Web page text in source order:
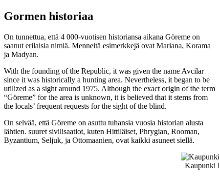
Gormen historiaa
On tunnettua, että 4 000-vuotisen historiansa aikana Göreme on
saanut erilaisia nimiä. Menneitä esimerkkejä ovat Mariana, Korama
ja Madyan.
With the founding of the Republic, it was given the name Avcilar
since it was historically a hunting area. Nevertheless, it began to be
utilized as a sight around 1975. Although the exact origin of the term
“Göreme” for the area is unknown, it is believed that it stems from
the locals’ frequent requests for the sight of the blind.
On selvää, että Göreme on asuttu tuhansia vuosia historian alusta
lähtien. suuret sivilisaatiot, kuten Hittiläiset, Phrygian, Rooman,
Byzantium, Seljuk, ja Ottomaanien, ovat kaikki asuneet siellä.
Kaupunki